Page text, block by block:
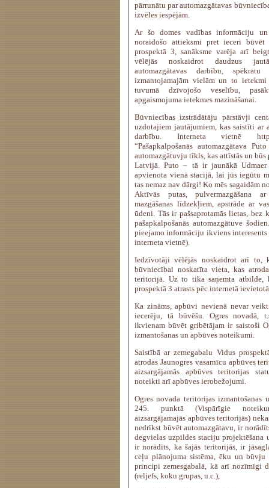
pārrunātu par automazgātavas
izvēles iespējām.
Ar šo domes vadības informāciju un
noraidošo attieksmi pret ieceri būvēt
prospektā 3, sanāksme varēja arī
vēlējās noskaidrot daudzus
automazgātavas darbību, spēkratu
izmantojamajām vielām un to
tuvumā dzīvojošo veselību,
apgaismojuma ietekmes mazināšanai.
Būvniecības izstrādātāju pārstāvji
uzdotajiem jautājumiem, kas saistīti ar
darbību. Interneta vietnē
“Pašapkalpošanās automazgātava
automazgātuvju tīkls, kas attīstās un būs
Latvijā. Puto – tā ir jaunākā Udmaer
apvienota vienā stacijā, lai jūs iegūtu
tas nemaz nav dārgi! Ko mēs sagaidām
Aktīvās putas, pulvermazgāšana
mazgāšanas līdzekļiem, apstrāde ar
ūdeni. Tās ir pašsaprotamās lietas, bez
pašapkalpošanās automazgātuve
pieejamo informāciju ikviens interesents
interneta vietnē).
Iedzīvotāji vēlējās noskaidrot arī to,
būvniecībai noskatīta vieta, kas
teritorijā. Uz to tika saņemta atbilde,
prospektā 3 atrasts pēc internetā
Ka zināms, apbūvi nevienā nevar
iecerēju, tā būvēšu. Ogres novadā,
ikvienam būvēt gribētājam ir saistoši
izmantošanas un apbūves noteikumi.
Saistībā ar zemegabalu Vidus
atrodas Jaunogres vasarnīcu apbūves
aizsargājamās apbūves teritorijas
noteikti arī apbūves ierobežojumi.
Ogres novada teritorijas izmantošanas
245. punktā (Vispārīgie
aizsargājamajās apbūves teritorijās)
nedrīkst būvēt automazgātavu, ir
degvielas uzpildes staciju projektēšana
ir norādīts, ka šajās teritorijās, ir
ceļu plānojuma sistēma, ēku un
principi zemesgabalā, kā arī nozīmīgi
(reljefs, koku grupas, u.c.),